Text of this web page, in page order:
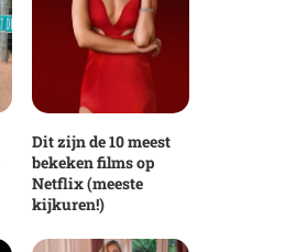
Dit zijn de 10 meest
bekeken films op
Netflix (meeste
kijkuren!)